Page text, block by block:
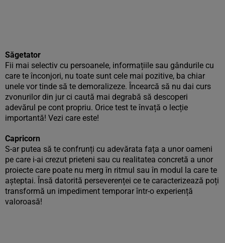
Săgetator
Fii mai selectiv cu persoanele, informațiile sau gândurile cu
care te înconjori, nu toate sunt cele mai pozitive, ba chiar
unele vor tinde să te demoralizeze. Încearcă să nu dai curs
zvonurilor din jur ci caută mai degrabă să descoperi
adevărul pe cont propriu. Orice test te învață o lecție
importantă! Vezi care este!
Capricorn
S-ar putea să te confrunți cu adevărata fața a unor oameni
pe care i-ai crezut prieteni sau cu realitatea concretă a unor
proiecte care poate nu merg în ritmul sau în modul la care te
așteptai. Însă datorită perseverenței ce te caracterizează poți
transformă un impediment temporar într-o experiență
valoroasă!